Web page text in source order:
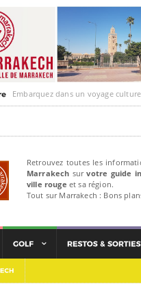
Embarquez dans un voyage culturel dans
Retrouvez toutes les
Marrakech survotre guide
ville rouge et sa région.
Tout sur Marrakech : Bons